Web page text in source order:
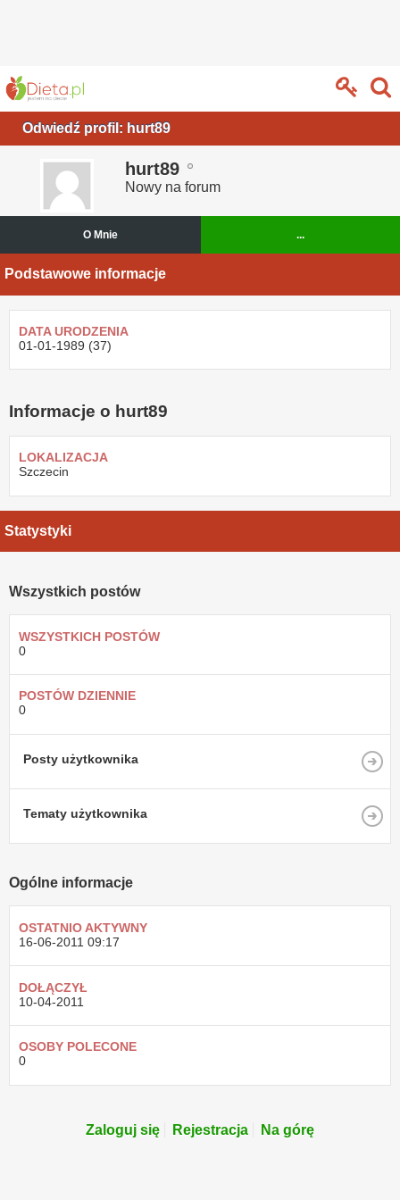
Odwiedź profil: hurt89
hurt89
Nowy na forum
O Mnie ...
Podstawowe informacje
DATA URODZENIA
01-01-1989 (37)
Informacje o hurt89
LOKALIZACJA
Szczecin
Statystyki
Wszystkich postów
WSZYSTKICH POSTÓW
0
POSTÓW DZIENNIE
0
Posty użytkownika
Tematy użytkownika
Ogólne informacje
OSTATNIO AKTYWNY
16-06-2011 09:17
DOŁĄCZYŁ
10-04-2011
OSOBY POLECONE
0
Zaloguj się Rejestracja Na górę